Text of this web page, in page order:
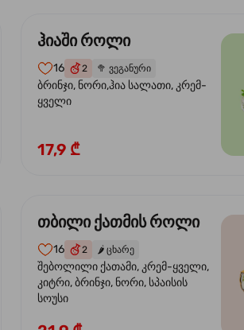
ჰიაში როლი
16 2 🥦 ვეგანური
ბრინჯი, ნორი,ჰია სალათი, კრემ-
ყველი
17,9 ₾
თბილი ქათმის როლი
16 2 🌶️ ცხარე
შებოლილი ქათამი, კრემ-ყველი,
კიტრი, ბრინჯი, ნორი, სპაისის
სოუსი